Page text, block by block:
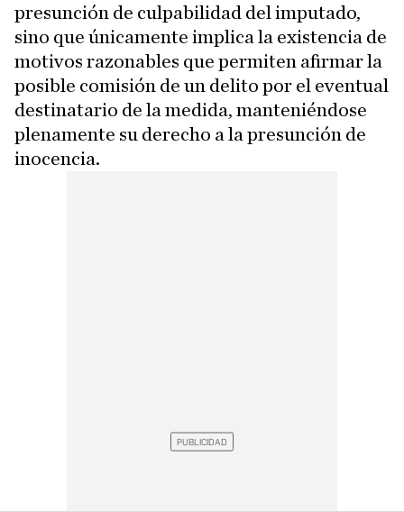
presunción de culpabilidad del imputado,
sino que únicamente implica la existencia de
motivos razonables que permiten afirmar la
posible comisión de un delito por el eventual
destinatario de la medida, manteniéndose
plenamente su derecho a la presunción de
inocencia.